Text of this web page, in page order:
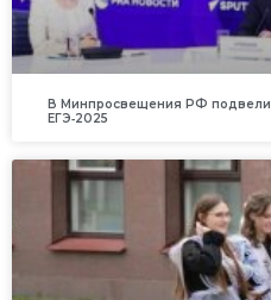
В Минпросвещения РФ подвели
ЕГЭ‑2025